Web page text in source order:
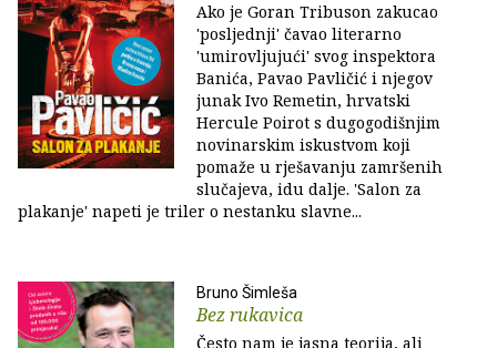
Ako je Goran Tribuson zakucao
'posljednji' čavao literarno
'umirovljujući' svog inspektora
Banića, Pavao Pavličić i njegov
junak Ivo Remetin, hrvatski
Hercule Poirot s dugogodišnjim
novinarskim iskustvom koji
pomaže u rješavanju zamršenih
slučajeva, idu dalje. 'Salon za
plakanje' napeti je triler o nestanku slavne...
Bruno Šimleša
Bez rukavica
Često nam je jasna teorija, ali